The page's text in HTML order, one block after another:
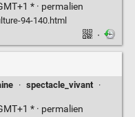
* · permalien
94-140.html
·
· spectacle_vivant
·
* · permalien